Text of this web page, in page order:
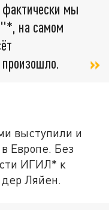
мы
на самом
произошло.
выступили и
Европе. Без
ИГИЛ* к
Ляйен.